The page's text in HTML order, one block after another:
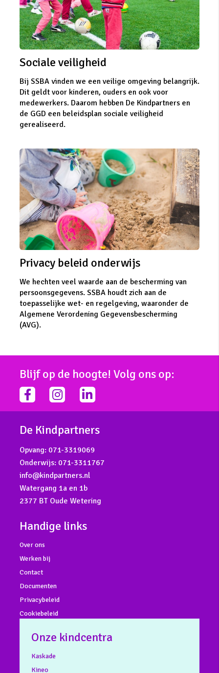
Sociale veiligheid
Bij SSBA vinden we een veilige omgeving belangrijk.
Dit geldt voor kinderen, ouders en ook voor
medewerkers. Daarom hebben De Kindpartners en
de GGD een beleidsplan sociale veiligheid
gerealiseerd.
Privacy beleid onderwijs
We hechten veel waarde aan de bescherming van
persoonsgegevens. SSBA houdt zich aan de
toepasselijke wet- en regelgeving, waaronder de
Algemene Verordening Gegevensbescherming
(AVG).
Blijf op de hoogte! Volg ons op:
facebook-
f
instagramlinkedin-
in
De Kindpartners
Opvang: 071-3319069
Onderwijs: 071-3311767
info@kindpartners.nl
Watergang 1a en 1b
2377 BT Oude Wetering
Handige links
Over ons
Werken bij
Contact
Documenten
Privacybeleid
Cookiebeleid
Onze kindcentra
Kaskade
Kineo